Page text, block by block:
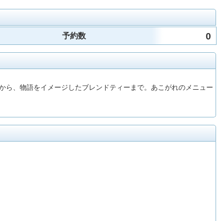
予約数 0
、物語をイメージしたブレンドティーまで。あこがれのメニュー